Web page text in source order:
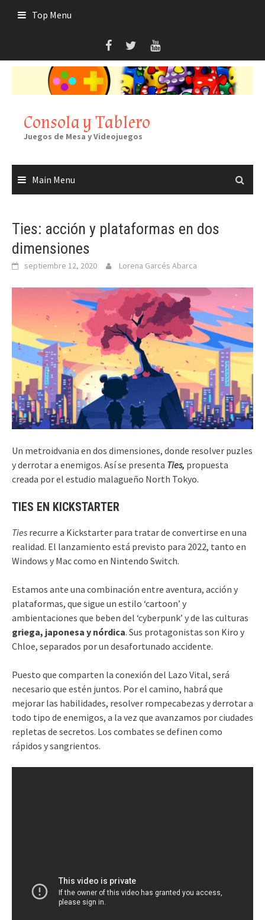
Top Menu
Consola y Tablero
Juegos de Mesa y Videojuegos
Main Menu
Ties: acción y plataformas en dos
dimensiones
septiembre 12, 2020 Lorena Garcés Abarca
Un metroidvania en dos dimensiones, donde resolver puzles
y derrotar a enemigos. Así se presenta Ties, propuesta
creada por el estudio malagueño North Tokyo.
TIES EN KICKSTARTER
Ties recurre a Kickstarter para tratar de convertirse en una
realidad. El lanzamiento está previsto para 2022, tanto en
Windows y Mac como en Nintendo Switch.
Estamos ante una combinación entre aventura, acción y
plataformas, que sigue un estilo ‘cartoon’ y
ambientaciones que beben del ‘cyberpunk’ y de las culturas
griega, japonesa y nórdica. Sus protagonistas son Kiro y
Chloe, separados por un desafortunado accidente.
Puesto que comparten la conexión del Lazo Vital, será
necesario que estén juntos. Por el camino, habrá que
mejorar las habilidades, resolver rompecabezas y derrotar a
todo tipo de enemigos, a la vez que avanzamos por ciudades
repletas de secretos. Los combates se definen como
rápidos y sangrientos.